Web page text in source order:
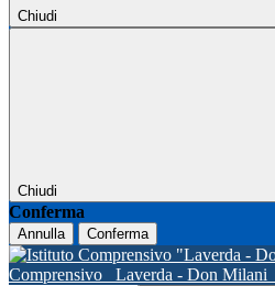
Chiudi
Chiudi
Conferma
Annulla Conferma
Comprensivo
Laverda - Don Milani